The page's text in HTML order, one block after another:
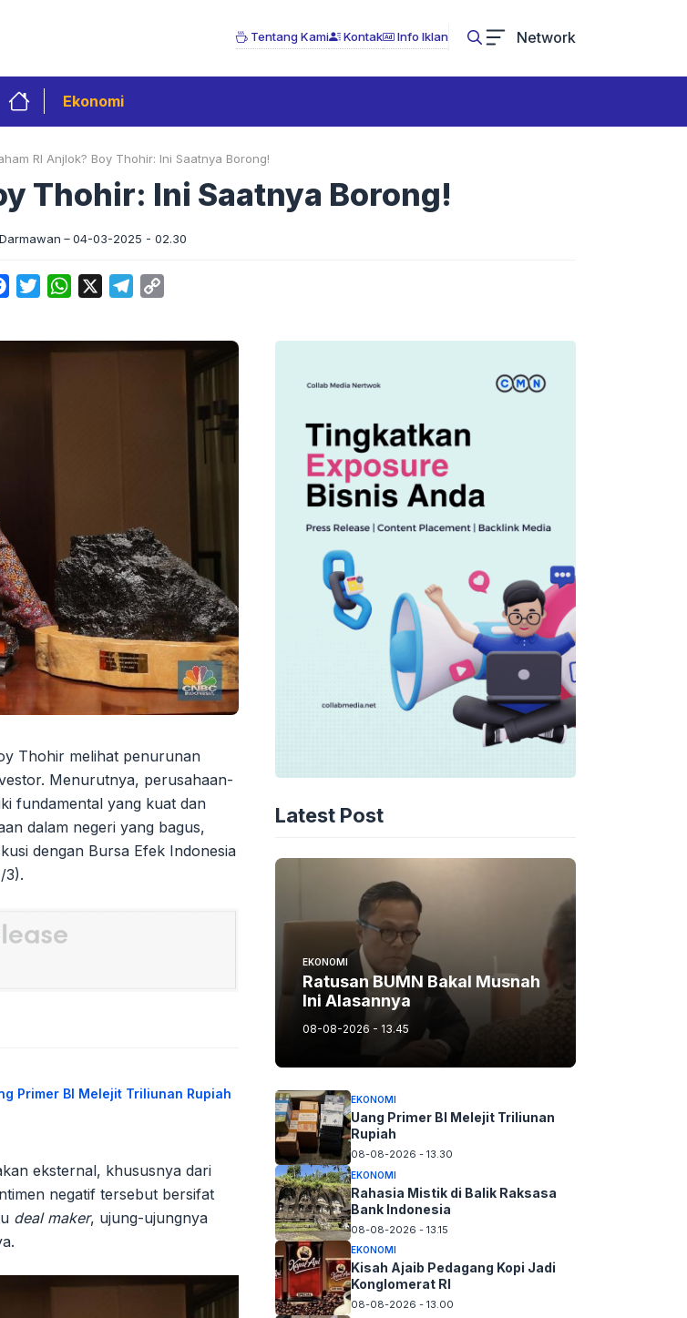
Tentang Kami Kontak Info Iklan Network
Ekonomi
RI Anjlok? Boy Thohir: Ini Saatnya Borong!
Thohir: Ini Saatnya Borong!
04-03-2025 - 02.30
FacebookTwitterWhatsApp Telegram
Thohir melihat penurunan
Menurutnya, perusahaan-
fundamental yang kuat dan
dalam negeri yang bagus,
dengan Bursa Efek Indonesia
3).
Primer BI Melejit Triliunan Rupiah
eksternal, khususnya dari
negatif tersebut bersifat
deal maker, ujung-ujungnya
Latest Post
EKONOMI
Ratusan BUMN Bakal Musnah
Ini Alasannya
08-08-2026 - 13.45
EKONOMI
Uang Primer BI Melejit Triliunan
Rupiah
08-08-2026 - 13.30
EKONOMI
Rahasia Mistik di Balik Raksasa
Bank Indonesia
08-08-2026 - 13.15
EKONOMI
Kisah Ajaib Pedagang Kopi Jadi
Konglomerat RI
08-08-2026 - 13.00